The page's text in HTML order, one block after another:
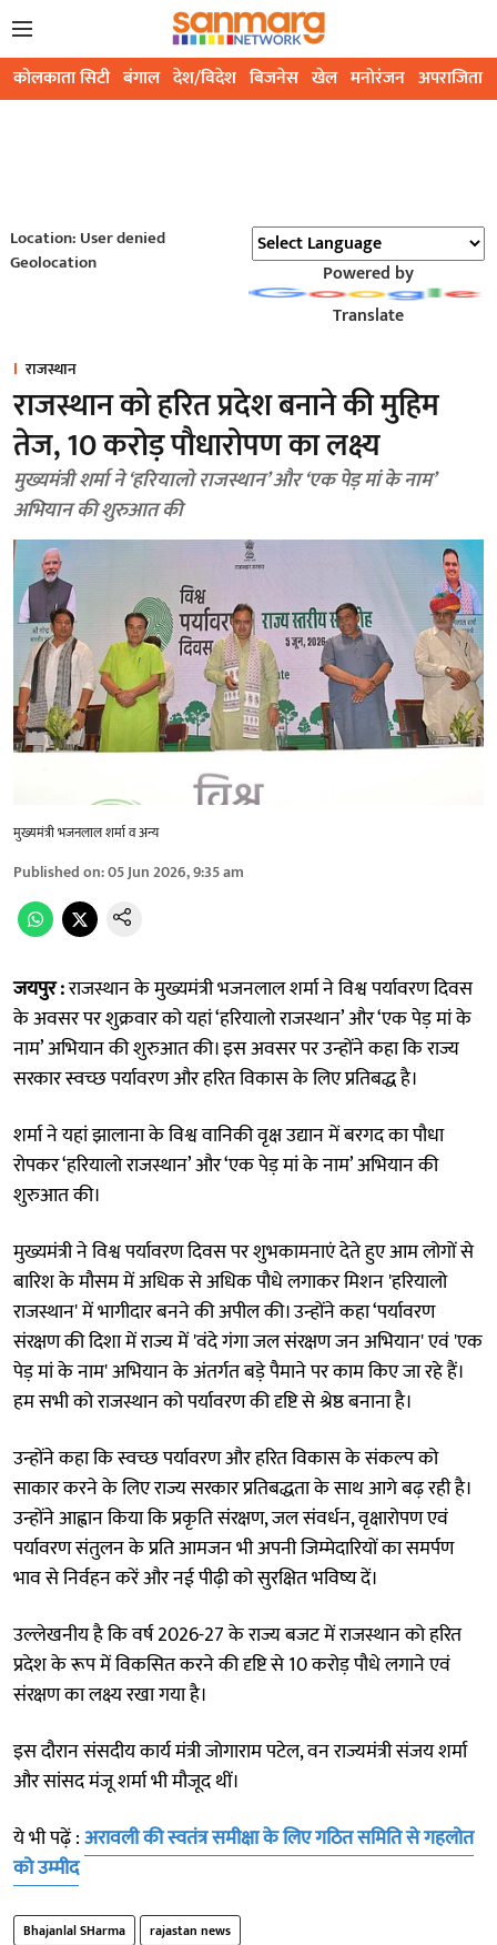
कोलकाता सिटी बंगाल देश/विदेश बिजनेस खेल मनोरंजन अपराजिता
Location: User denied
Geolocation
Powered by
Translate
राजस्थान
राजस्थान को हरित प्रदेश बनाने की मुहिम
तेज, 10 करोड़ पौधारोपण का लक्ष्य
मुख्यमंत्री शर्मा ने ‘हरियालो राजस्थान’ और ‘एक पेड़ मां के नाम’
अभियान की शुरुआत की
मुख्यमंत्री भजनलाल शर्मा व अन्य
Published on:05 Jun 2026, 9:35 am
जयपुर :राजस्थान के मुख्यमंत्री भजनलाल शर्मा ने विश्व पर्यावरण दिवस
के अवसर पर शुक्रवार को यहां ‘हरियालो राजस्थान’ और ‘एक पेड़ मां के
नाम’ अभियान की शुरुआत की। इस अवसर पर उन्होंने कहा कि राज्य
सरकार स्वच्छ पर्यावरण और हरित विकास के लिए प्रतिबद्ध है।
शर्मा ने यहां झालाना के विश्व वानिकी वृक्ष उद्यान में बरगद का पौधा
रोपकर ‘हरियालो राजस्थान’ और ‘एक पेड़ मां के नाम’ अभियान की
शुरुआत की।
मुख्यमंत्री ने विश्व पर्यावरण दिवस पर शुभकामनाएं देते हुए आम लोगों से
बारिश के मौसम में अधिक से अधिक पौधे लगाकर मिशन 'हरियालो
राजस्थान' में भागीदार बनने की अपील की। उन्होंने कहा ‘पर्यावरण
संरक्षण की दिशा में राज्य में 'वंदे गंगा जल संरक्षण जन अभियान' एवं 'एक
पेड़ मां के नाम' अभियान के अंतर्गत बड़े पैमाने पर काम किए जा रहे हैं।
हम सभी को राजस्थान को पर्यावरण की दृष्टि से श्रेष्ठ बनाना है।
उन्होंने कहा कि स्वच्छ पर्यावरण और हरित विकास के संकल्प को
साकार करने के लिए राज्य सरकार प्रतिबद्धता के साथ आगे बढ़ रही है।
उन्होंने आह्वान किया कि प्रकृति संरक्षण, जल संवर्धन, वृक्षारोपण एवं
पर्यावरण संतुलन के प्रति आमजन भी अपनी जिम्मेदारियों का समर्पण
भाव से निर्वहन करें और नई पीढ़ी को सुरक्षित भविष्य दें।
उल्लेखनीय है कि वर्ष 2026-27 के राज्य बजट में राजस्थान को हरित
प्रदेश के रूप में विकसित करने की दृष्टि से 10 करोड़ पौधे लगाने एवं
संरक्षण का लक्ष्य रखा गया है।
इस दौरान संसदीय कार्य मंत्री जोगाराम पटेल, वन राज्यमंत्री संजय शर्मा
और सांसद मंजू शर्मा भी मौजूद थीं।
ये भी पढ़ें :अरावली की स्वतंत्र समीक्षा के लिए गठित समिति से गहलोत
को उम्मीद
Bhajanlal SHarma rajastan news